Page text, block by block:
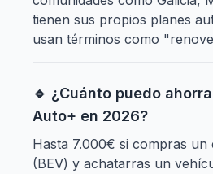
tienen sus propios planes
usan términos como
🔹 ¿Cuánto puedo
Auto+ en 2026?
Hasta 7.000€ si compras
(BEV) y achatarras un